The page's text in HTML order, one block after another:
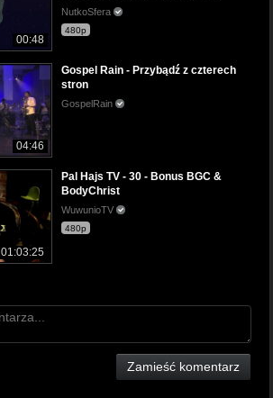
00:48
NutkoSfera
480p
04:46
Gospel Rain - Przybądź z czterech
stron
GospelRain
01:03:25
Pal Hajs TV - 30 - Bonus BGC &
BodyChrist
WuwunioTV
480p
Zamieść komentarz